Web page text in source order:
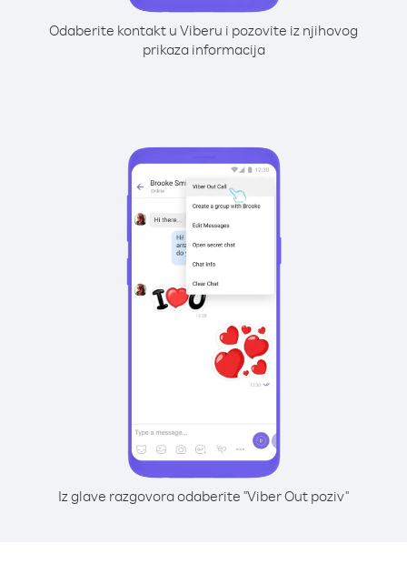
Odaberite kontakt u Viberu i pozovite iz njihovog
prikaza informacija
Iz glave razgovora odaberite "Viber Out poziv"